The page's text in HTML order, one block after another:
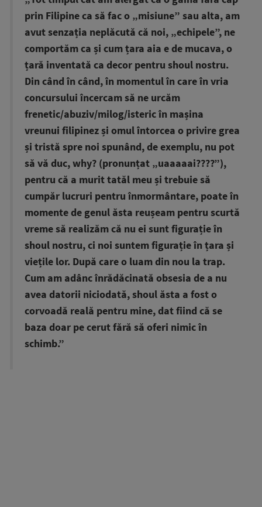
prin Filipine ca să fac o „misiune” sau alta, am
avut senzația neplăcută că noi, „echipele”, ne
comportăm ca și cum țara aia e de mucava, o
țară inventată ca decor pentru shoul nostru.
Din când în când, în momentul în care în vria
concursului încercam să ne urcăm
frenetic/abuziv/milog/isteric în mașina
vreunui filipinez și omul întorcea o privire grea
și tristă spre noi spunând, de exemplu, nu pot
să vă duc, why? (pronunțat „uaaaaai????”),
pentru că a murit tatăl meu și trebuie să
cumpăr lucruri pentru înmormântare, poate în
momente de genul ăsta reușeam pentru scurtă
vreme să realizăm că nu ei sunt figurație în
shoul nostru, ci noi suntem figurație în țara și
viețile lor. După care o luam din nou la trap.
Cum am adânc înrădăcinată obsesia de a nu
avea datorii niciodată, shoul ăsta a fost o
corvoadă reală pentru mine, dat fiind că se
baza doar pe cerut fără să oferi nimic în
schimb.”